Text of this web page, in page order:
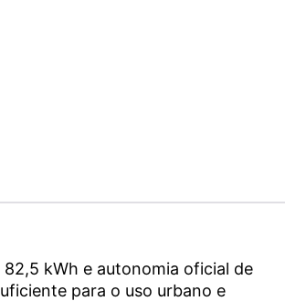
kWh e autonomia oficial de
para o uso urbano e